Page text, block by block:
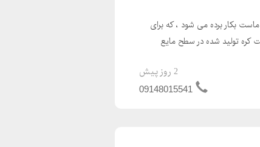
بکار برده می شود ، که برای
کره تولید شده در سطح مایع
2 روز پیش
09148015541